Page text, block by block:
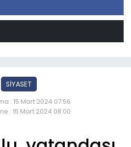
SİYASET
: 15 Mart 2024 07:56
: 15 Mart 2024 08:00